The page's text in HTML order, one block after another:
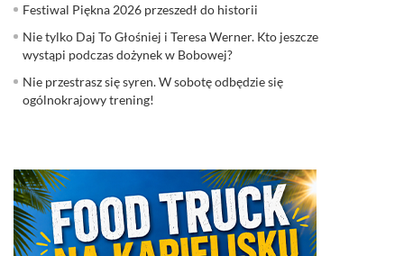
Festiwal Piękna 2026 przeszedł do historii
Nie tylko Daj To Głośniej i Teresa Werner. Kto jeszcze
wystąpi podczas dożynek w Bobowej?
Nie przestrasz się syren. W sobotę odbędzie się
ogólnokrajowy trening!